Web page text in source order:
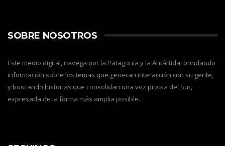
SOBRE NOSOTROS
Este medio digital, navega por la Patagonia y la Antártida, brindando
información sobre los temas que generan interacción con su gente,
y buscando historias que consolidan una voz propia del Sur,
expresada de la forma más amplia posible.